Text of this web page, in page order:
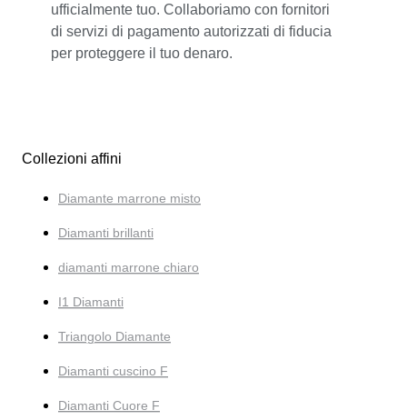
ufficialmente tuo. Collaboriamo con fornitori
di servizi di pagamento autorizzati di fiducia
per proteggere il tuo denaro.
Collezioni affini
Diamante marrone misto
Diamanti brillanti
diamanti marrone chiaro
I1 Diamanti
Triangolo Diamante
Diamanti cuscino F
Diamanti Cuore F